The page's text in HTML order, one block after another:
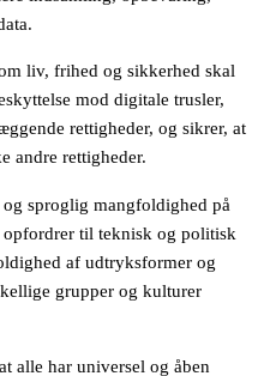
liv, frihed og sikkerhed skal
mod digitale trusler,
rettigheder, og sikrer, at
andre rettigheder.
sproglig mangfoldighed på
opfordrer til teknisk og politisk
af udtryksformer og
grupper og kulturer
alle har universel og åben